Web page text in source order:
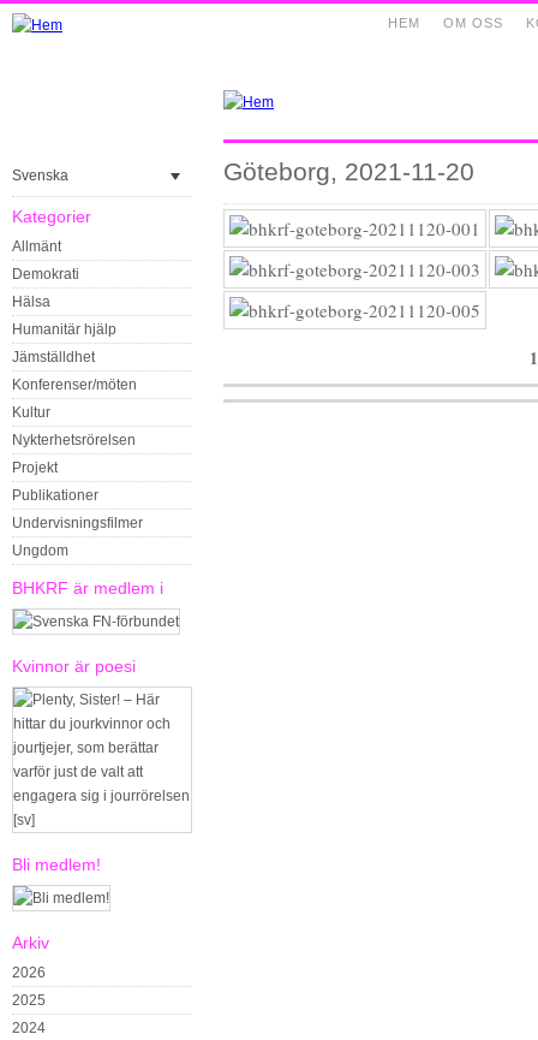
OM OSS
HEM
Svenska
Kategorier
Allmänt
Demokrati
Hälsa
Humanitär hjälp
Jämställdhet
Konferenser/möten
Kultur
Nykterhetsrörelsen
Projekt
Publikationer
Undervisningsfilmer
Ungdom
BHKRF är medlem i
Kvinnor är poesi
Bli medlem!
Arkiv
2026
2025
2024
Göteborg, 2021-11-20
1